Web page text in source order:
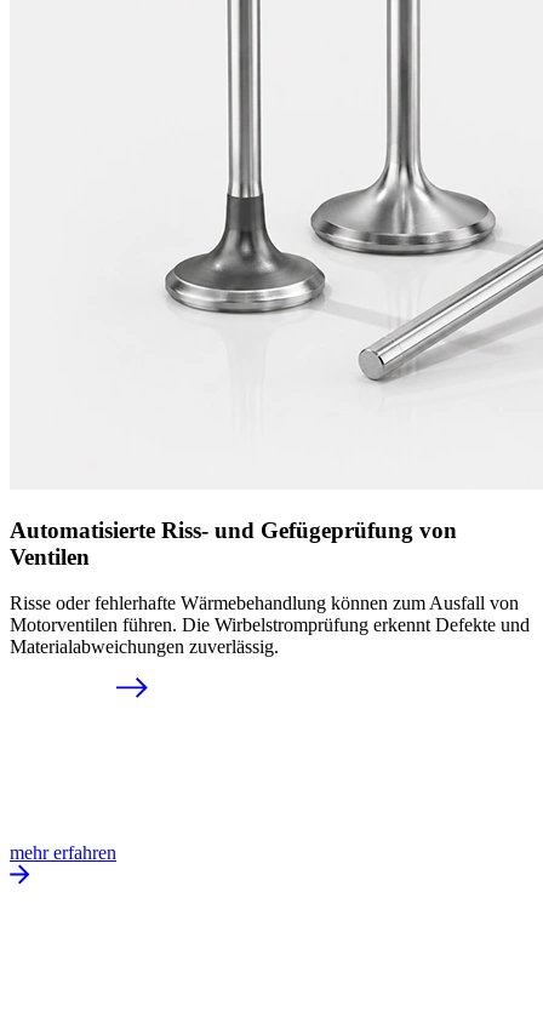
Automatisierte Riss- und Gefügeprüfung von
Ventilen
Risse oder fehlerhafte Wärmebehandlung können zum Ausfall von
Motorventilen führen. Die Wirbelstromprüfung erkennt Defekte und
Materialabweichungen zuverlässig.
mehr erfahren